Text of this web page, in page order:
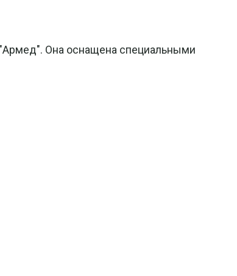
Она оснащена специальными